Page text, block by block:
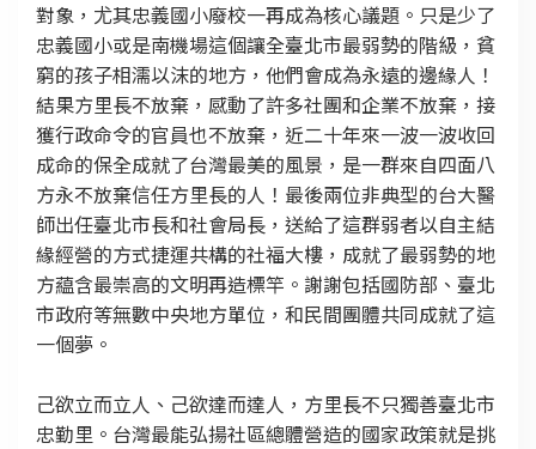
對象，尤其忠義國小廢校一再成為核心議題。只是少了
忠義國小或是南機場這個讓全臺北市最弱勢的階級，貧
窮的孩子相濡以沫的地方，他們會成為永遠的邊緣人！
結果方里長不放棄，感動了許多社團和企業不放棄，接
獲行政命令的官員也不放棄，近二十年來一波一波收回
成命的保全成就了台灣最美的風景，是一群來自四面八
方永不放棄信任方里長的人！最後兩位非典型的台大醫
師出任臺北市長和社會局長，送給了這群弱者以自主結
緣經營的方式捷運共構的社福大樓，成就了最弱勢的地
方藴含最崇高的文明再造標竿。謝謝包括國防部、臺北
市政府等無數中央地方單位，和民間團體共同成就了這
一個夢。
己欲立而立人、己欲達而達人，方里長不只獨善臺北市
忠勤里。台灣最能弘揚社區總體營造的國家政策就是挑